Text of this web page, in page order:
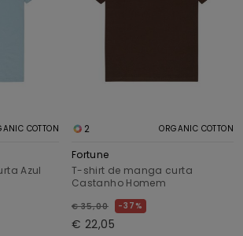
COTTON
Azul
2 ORGANIC COTTON
Fortune
T-shirt de manga curta
Castanho Homem
€ 35,00 37%
€ 22,05